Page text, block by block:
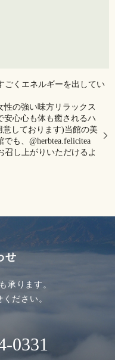
ごくエネルギーを出してい
の強い味方️リラックス
安心心も体も癒されるハ
しております)当館の美
も、@herbtea.felicitea
召し上がりいただけるよ
せ
承ります。
ださい。
0331